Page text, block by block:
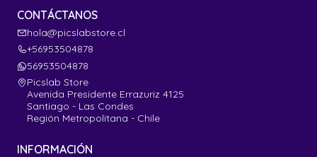
CONTÁCTANOS
hola@picslabstore.cl
+56953504878
56953504878
Picslab Store
Avenida Presidente Errazuriz 4125
Santiago - Las Condes
Región Metropolitana - Chile
INFORMACIÓN